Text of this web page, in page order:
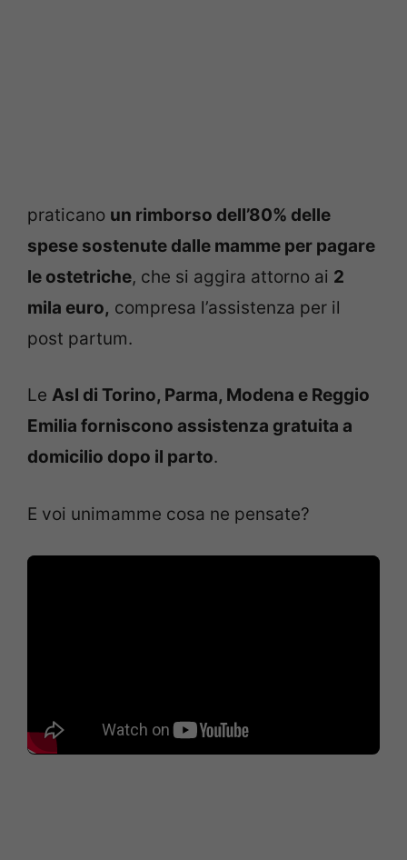
praticano un rimborso dell’80% delle
spese sostenute dalle mamme per pagare
le ostetriche, che si aggira attorno ai 2
mila euro, compresa l’assistenza per il
post partum.
Le Asl di Torino, Parma, Modena e Reggio
Emilia forniscono assistenza gratuita a
domicilio dopo il parto.
E voi unimamme cosa ne pensate?